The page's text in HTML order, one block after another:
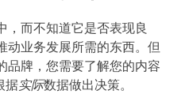
，而不知道它是否表现良
动业务发展所需的东西。但
品牌，您需要了解您的内容
据实际数据做出决策。